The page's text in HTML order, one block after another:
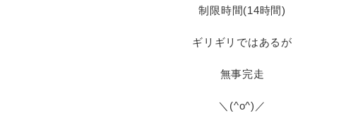
制限時間(14時間)
ギリギリではあるが
無事完走
＼(^o^)／